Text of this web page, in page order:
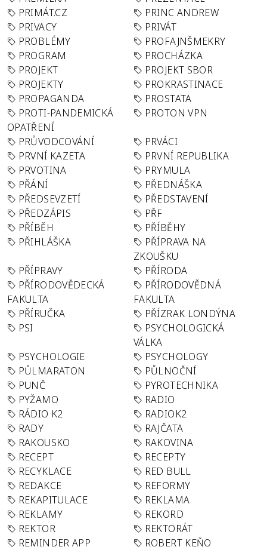
PRIMÁT.CZ
PRINC ANDREW
PRIVACY
PRIVÁT
PROBLÉMY
PROFAJNŠMEKRY
PROGRAM
PROCHÁZKA
PROJEKT
PROJEKT SBOR
PROJEKTY
PROKRASTINACE
PROPAGANDA
PROSTATA
PROTI-PANDEMICKÁ
OPATŘENÍ
PROTON VPN
PRŮVODCOVÁNÍ
PRVÁCI
PRVNÍ KAZETA
PRVNÍ REPUBLIKA
PRVOTINA
PRYMULA
PŘÁNÍ
PŘEDNÁŠKA
PŘEDSEVZETÍ
PŘEDSTAVENÍ
PŘEDZÁPIS
PŘF
PŘÍBĚH
PŘÍBĚHY
PŘIHLÁŠKA
PŘÍPRAVA NA
ZKOUŠKU
PŘÍPRAVY
PŘÍRODA
PŘÍRODOVĚDECKÁ
FAKULTA
PŘÍRODOVĚDNÁ
FAKULTA
PŘÍRUČKA
PŘÍZRAK LONDÝNA
PSI
PSYCHOLOGICKÁ
VÁLKA
PSYCHOLOGIE
PSYCHOLOGY
PŮLMARATON
PŮLNOČNÍ
PUNČ
PYROTECHNIKA
PYŽAMO
RADIO
RÁDIO K2
RADIOK2
RADY
RAJČATA
RAKOUSKO
RAKOVINA
RECEPT
RECEPTY
RECYKLACE
RED BULL
REDAKCE
REFORMY
REKAPITULACE
REKLAMA
REKLAMY
REKORD
REKTOR
REKTORÁT
REMINDER APP
ROBERT KEŇO